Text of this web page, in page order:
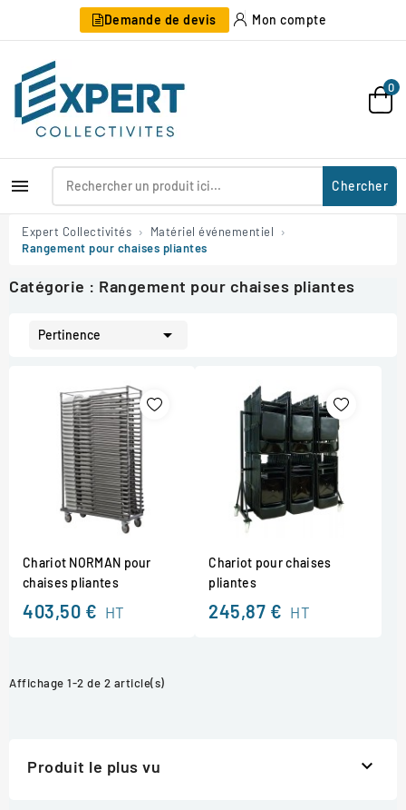
Demande de devis Mon compte
0
 Chercher
Expert Collectivités
Matériel événementiel
Rangement pour chaises pliantes
Catégorie : Rangement pour chaises pliantes
Pertinence 
Chariot NORMAN pour
chaises pliantes
403,50 € HT
Chariot pour chaises
pliantes
245,87 € HT
Affichage 1-2 de 2 article(s)
Produit le plus vu 